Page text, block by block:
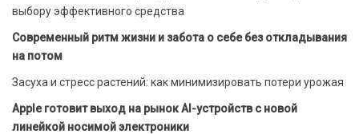
выбору эффективного средства
Современный ритм жизни и забота о себе без откладывания
на потом
Засуха и стресс растений: как минимизировать потери урожая
Apple готовит выход на рынок AI-устройств с новой
линейкой носимой электроники